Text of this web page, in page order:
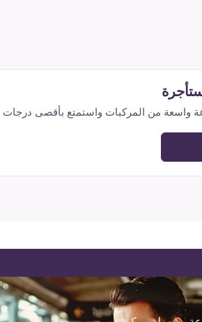
واسعة من المركبات واستمتع بأقصى درجات